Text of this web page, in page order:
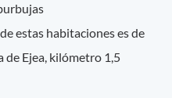
estas habitaciones es de
de Ejea, kilómetro 1,5